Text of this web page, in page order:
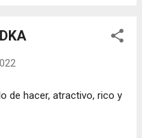
de hacer, atractivo, rico y